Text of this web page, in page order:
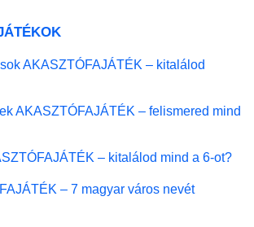
AKASZTÓFAJÁTÉK – kitalálod
AKASZTÓFAJÁTÉK – felismered mind
– kitalálod mind a 6-ot?
– 7 magyar város nevét